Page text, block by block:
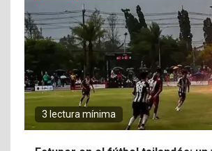
3 lectura mínima